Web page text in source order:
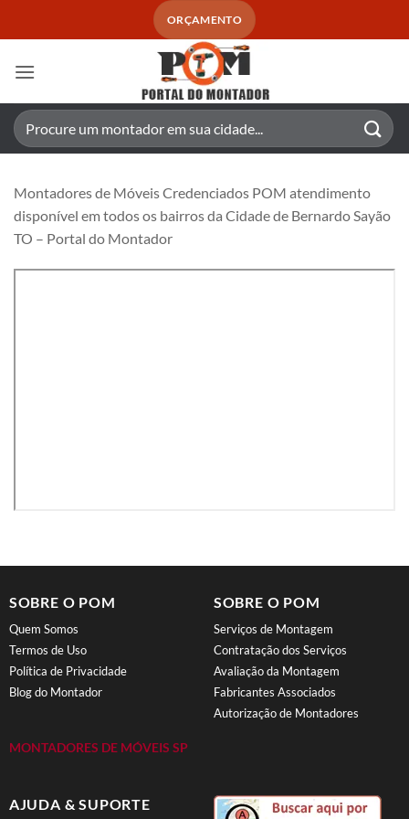
ORÇAMENTO
Pesquisar
por:
Montadores de Móveis Credenciados POM atendimento
disponível em todos os bairros da Cidade de Bernardo Sayão
TO – Portal do Montador
SOBRE O POM
Quem Somos
Termos de Uso
Política de Privacidade
Blog do Montador
MONTADORES DE MÓVEIS SP
SOBRE O POM
Serviços de Montagem
Contratação dos Serviços
Avaliação da Montagem
Fabricantes Associados
Autorização de Montadores
AJUDA & SUPORTE